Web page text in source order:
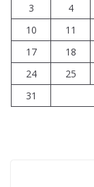
3
4
10
11
17
18
24
25
31